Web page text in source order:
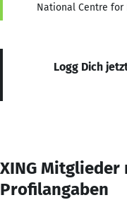
National Centre for
Logg Dich
XING
Profilangaben